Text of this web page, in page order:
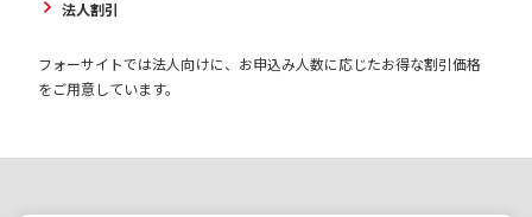
法人割引
フォーサイトでは法人向けに、お申込み人数に応じたお得な割引価格
をご用意しています。